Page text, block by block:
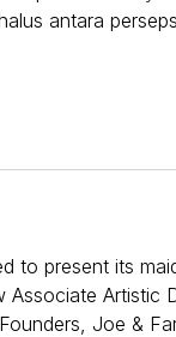
antara
to present its
Artistic
Joe &